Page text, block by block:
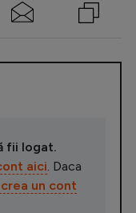
fii logat.
aici . Daca
un cont